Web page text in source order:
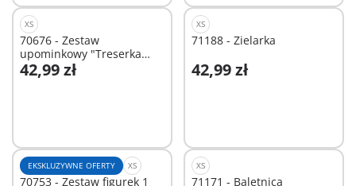
XS
70676 - Zestaw
upominkowy "Treserka
psów"
42,99 zł
XS
71188 - Zielarka
42,99 zł
EKSKLUZYWNE OFERTY XS
70753 - Zestaw figurek 1
XS
71171 - Baletnica